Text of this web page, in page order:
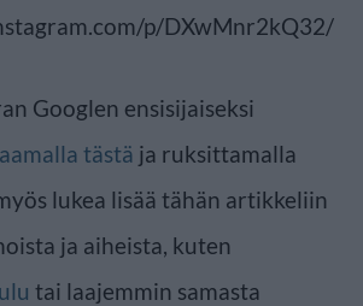
p/DXwMnr2kQ32/
Googlen ensisijaiseksi
tästä ja ruksittamalla
lukea lisää tähän artikkeliin
ja aiheista, kuten
tai laajemmin samasta